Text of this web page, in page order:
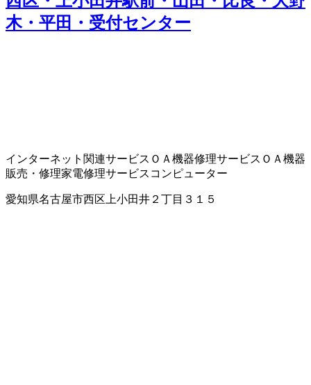
木・平田・受付センター
インターネット関連サービス ＯＡ機器修理サービス ＯＡ機器
販売・修理家電修理サービス コンピューター
愛知県名古屋市西区上小田井２丁目３１５